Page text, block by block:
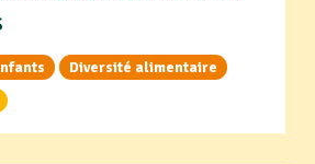
Diversité alimentaire